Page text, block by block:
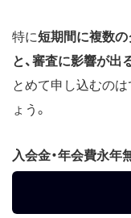
特に短期間に複数
と、審査に影響が出
とめて申し込むの
ょう。
入会金・年会費永年